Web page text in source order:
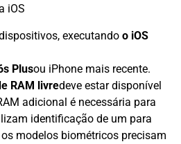
iOS
executando o iOS
Plusou iPhone mais recente.
RAM livredeve estar disponível
adicional é necessária para
identificação de um para
modelos biométricos precisam